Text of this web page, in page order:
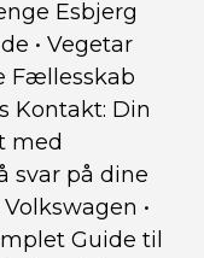
Esbjerg
• Vegetar
Fællesskab
Kontakt: Din
med
svar på dine
•
Guide til